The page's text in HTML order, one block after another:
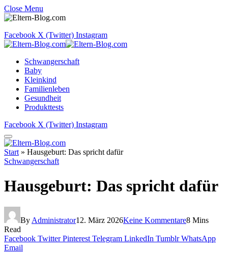
Close Menu
Facebook X (Twitter) Instagram
Schwangerschaft
Baby
Kleinkind
Familienleben
Gesundheit
Produkttests
Facebook X (Twitter) Instagram
Start » Hausgeburt: Das spricht dafür
Schwangerschaft
Hausgeburt: Das spricht dafür
By Administrator12. März 2026Keine Kommentare8 Mins
Read
Facebook Twitter Pinterest Telegram LinkedIn Tumblr WhatsApp
Email